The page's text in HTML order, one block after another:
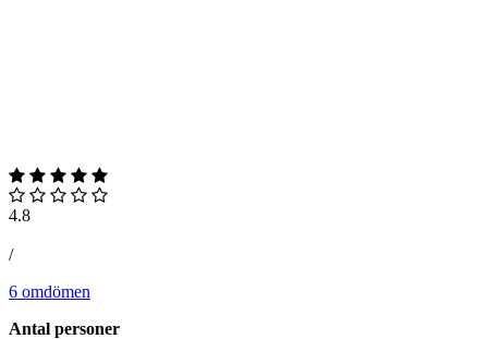
4.8
/
6 omdömen
Antal personer